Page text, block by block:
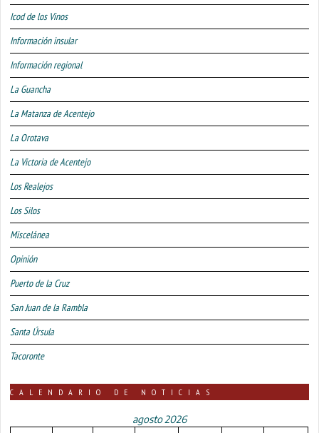
Icod de los Vinos
Información insular
Información regional
La Guancha
La Matanza de Acentejo
La Orotava
La Victoria de Acentejo
Los Realejos
Los Silos
Miscelánea
Opinión
Puerto de la Cruz
San Juan de la Rambla
Santa Úrsula
Tacoronte
CALENDARIO DE NOTICIAS
agosto 2026